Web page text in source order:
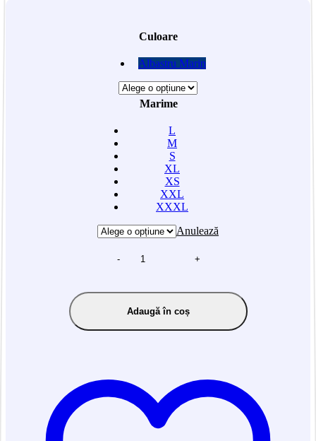
Culoare
Albastru Marin
Marime
L
M
S
XL
XS
XXL
XXXL
Anulează
- +
Adaugă în coș